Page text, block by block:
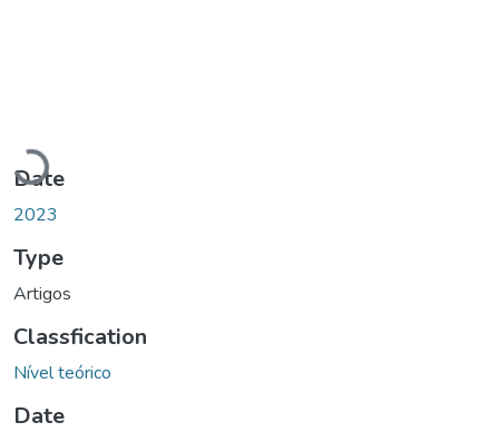
Loading...
Date
2023
Type
Artigos
Classfication
Nível teórico
Date